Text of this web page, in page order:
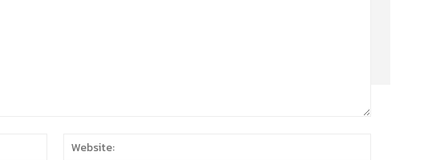
Email:*